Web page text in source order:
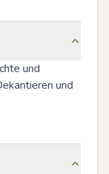
und
und